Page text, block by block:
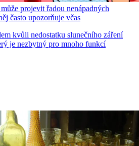
projevit řadou nenápadných
často upozorňuje včas
kvůli nedostatku slunečního záření
je nezbytný pro mnoho funkcí